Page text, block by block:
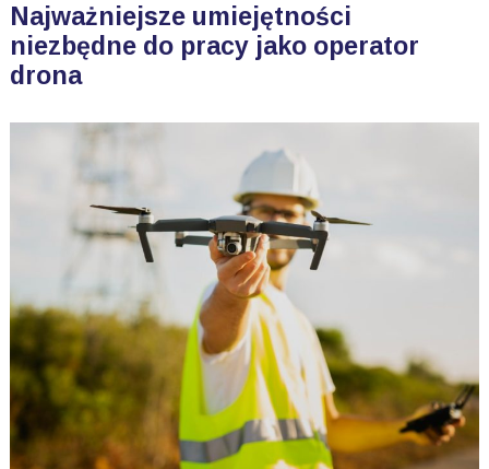
Najważniejsze umiejętności
niezbędne do pracy jako operator
drona